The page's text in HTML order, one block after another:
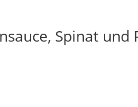
Spinat und